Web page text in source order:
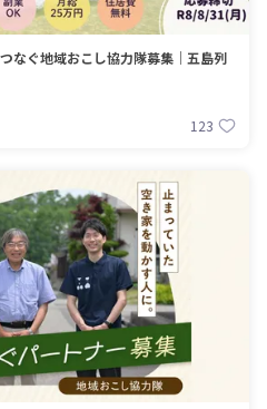
なぐ地域おこし協力隊募集｜五島列
123